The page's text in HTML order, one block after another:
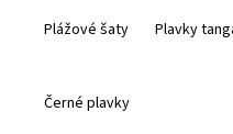
Plážové šaty
Plavky
Černé plavky